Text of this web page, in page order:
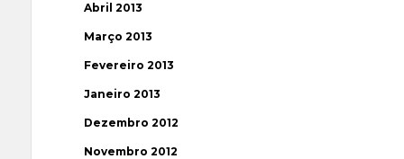
Abril 2013
Março 2013
Fevereiro 2013
Janeiro 2013
Dezembro 2012
Novembro 2012